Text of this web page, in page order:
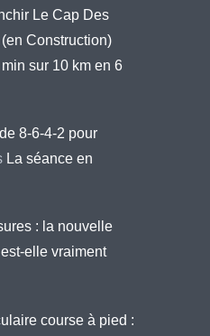
Le Cap Des
Construction)
sur 10 km en 6
8-6-4-2 pour
La séance en
: la nouvelle
elle vraiment
course à pied :